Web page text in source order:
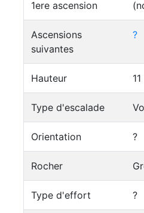
1ere ascension
Ascensions
suivantes
?
Hauteur
Type d'escalade
Orientation ?
Rocher
Type d'effort ?